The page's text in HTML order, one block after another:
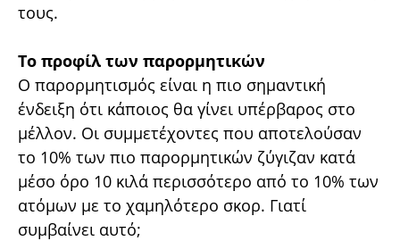
τους.
Το προφίλ των παρορμητικών
Ο παρορμητισμός είναι η πιο σημαντική
ένδειξη ότι κάποιος θα γίνει υπέρβαρος στο
μέλλον. Οι συμμετέχοντες που αποτελούσαν
το 10% των πιο παρορμητικών ζύγιζαν κατά
μέσο όρο 10 κιλά περισσότερο από το 10% των
ατόμων με το χαμηλότερο σκορ. Γιατί
συμβαίνει αυτό;